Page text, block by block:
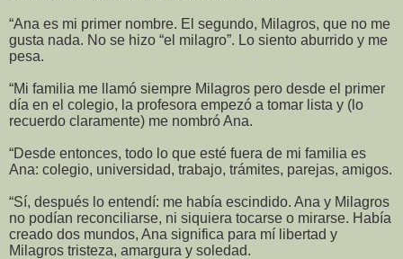
“Ana es mi primer nombre. El segundo, Milagros, que no me
gusta nada. No se hizo “el milagro”. Lo siento aburrido y me
pesa.
“Mi familia me llamó siempre Milagros pero desde el primer
día en el colegio, la profesora empezó a tomar lista y (lo
recuerdo claramente) me nombró Ana.
“Desde entonces, todo lo que esté fuera de mi familia es
Ana: colegio, universidad, trabajo, trámites, parejas, amigos.
“Sí, después lo entendí: me había escindido. Ana y Milagros
no podían reconciliarse, ni siquiera tocarse o mirarse. Había
creado dos mundos, Ana significa para mí libertad y
Milagros tristeza, amargura y soledad.